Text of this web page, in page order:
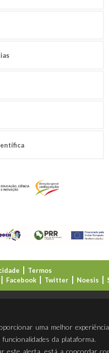
Termos
Facebook Twitter Noesis
uma melhor
da plataforma.
este alerta, está a concordar